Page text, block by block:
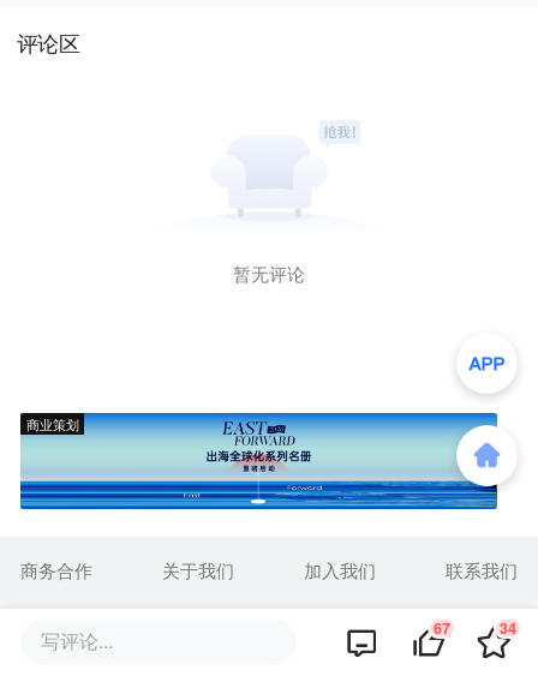
评论区
暂无评论
商业策划
写评论... 67 34
商务合作 关于我们 加入我们
联系我们
城市加盟
寻求报道 我要入驻 投资者关系